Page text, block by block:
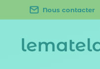
Nous contacter